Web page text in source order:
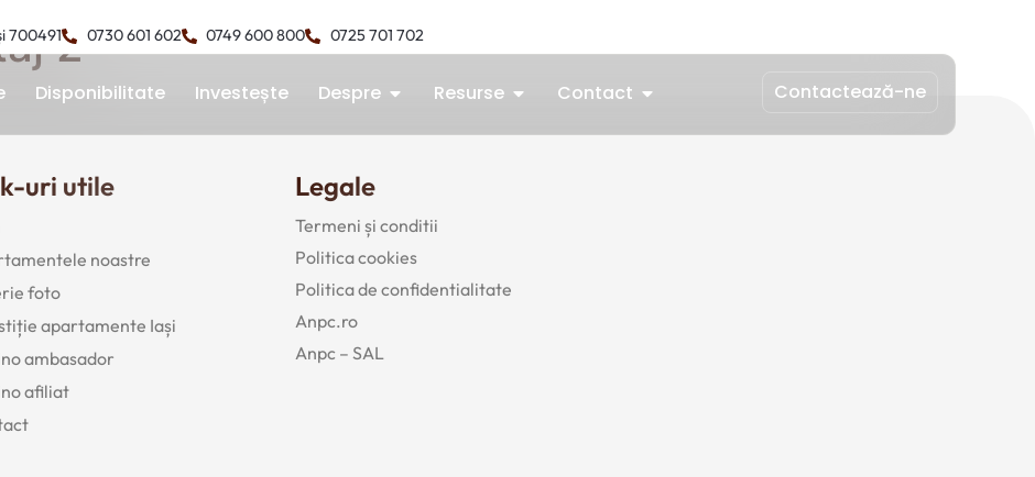
700491 0730 601 602 0749 600 800 0725 701 702
Disponibilitate Investește Despre Resurse Contact Contactează-ne
2
uri utile
noastre
foto
apartamente Iași
ambasador
afiliat
Legale
Termeni și conditii
Politica cookies
Politica de confidentialitate
Anpc.ro
Anpc – SAL